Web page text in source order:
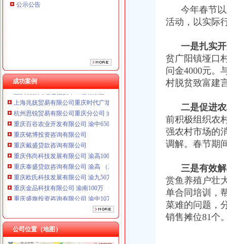
公示公告
成功案例
重庆铭博投资咨询有限公司
重庆金品科技有限公司 渝南100万 （进出口权）
重庆盛旗投资咨询有限公司 渝中10万 （工商注册）
重庆凯誉网络通信技术工程有限公司渝中分公司 （工商注册）
上海兆妩贸易有限公司重庆时代广场分公司 渝中 （工商注册）
杭州思锐贸易有限公司重庆分公司 渝中 （工商注册）
重庆百谷农业开发有限公司 渝中650万 （注册）
重庆铭博投资咨询有限公司
重庆戴盛贷款咨询有限公司
重庆伟尚科技发展有限公司 渝高100万 （工商注册）
重庆泰盛贷款咨询有限公司 渝高 （工商注册）
重庆欧氏科技发展有限公司 渝九50万 （进出口权）
重庆金品科技有限公司 渝南100万 （进出口权）
重庆盛旗投资咨询有限公司 渝中10万 （工商注册）
重庆凯誉网络通信技术工程有限公司渝中分公司 （工商注册）
上海兆妩贸易有限公司重庆时代广场分公司 渝中 （工商注册）
杭州思锐贸易有限公司重庆分公司 渝中 （工商注册）
重庆百谷农业开发有限公司 渝中650万 （注册）
公司位置（地图）
今年春节以
活动，以实际
一是扎实
贫广阳镇垭口
问金4000元。
村脱贫致富建
二是促进
前积极组织农
强农村市场的
调解。春节期
三是有效
赏鱼养殖户壮
单合同培训，
菜难的问题，
销售摊位81个